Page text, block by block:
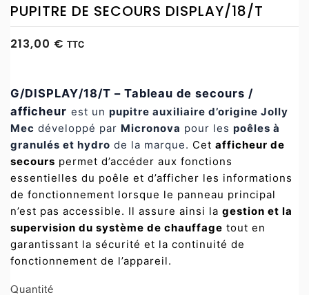
PUPITRE DE SECOURS DISPLAY/18/T
213,00 € TTC
G/DISPLAY/18/T – Tableau de secours /
afficheur est un pupitre auxiliaire d’origine Jolly
Mec développé par Micronova pour les poêles à
granulés et hydro de la marque. Cet afficheur de
secours permet d’accéder aux fonctions
essentielles du poêle et d’afficher les informations
de fonctionnement lorsque le panneau principal
n’est pas accessible. Il assure ainsi la gestion et la
supervision du système de chauffage tout en
garantissant la sécurité et la continuité de
fonctionnement de l’appareil.
Quantité